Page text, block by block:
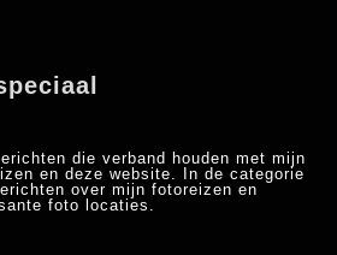
die verband houden met mijn
en deze website. In de categorie
over mijn fotoreizen en
foto locaties.